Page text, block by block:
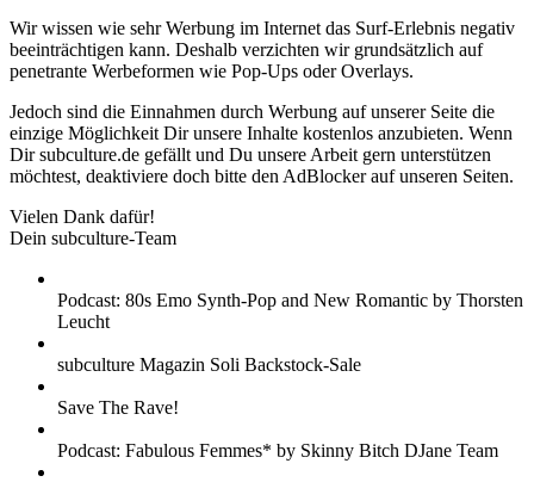
Wir wissen wie sehr Werbung im Internet das Surf-Erlebnis negativ
beeinträchtigen kann. Deshalb verzichten wir grundsätzlich auf
penetrante Werbeformen wie Pop-Ups oder Overlays.
Jedoch sind die Einnahmen durch Werbung auf unserer Seite die
einzige Möglichkeit Dir unsere Inhalte kostenlos anzubieten. Wenn
Dir subculture.de gefällt und Du unsere Arbeit gern unterstützen
möchtest, deaktiviere doch bitte den AdBlocker auf unseren Seiten.
Vielen Dank dafür!
Dein subculture-Team
Podcast: 80s Emo Synth-Pop and New Romantic by Thorsten
Leucht
subculture Magazin Soli Backstock-Sale
Save The Rave!
Podcast: Fabulous Femmes* by Skinny Bitch DJane Team